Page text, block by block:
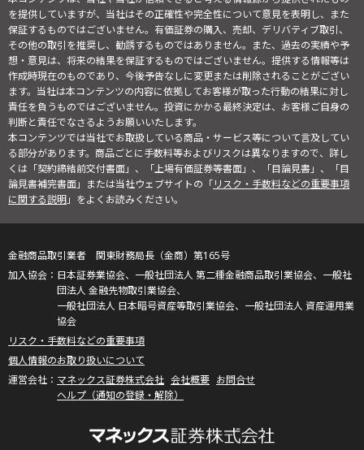
を提供していますが、当社はその正確性や完全性について意見を表明し、また
保証するものではございません。有価証券の購入、売却、デリバティブ取引、
その他の取引を推奨し、勧誘するものではありません。また、過去の実績や予
想・意見は、将来の結果を保証するものではございません。提供する情報等は
作成時現在のものであり、今後予告なしに変更または削除されることがござい
ます。当社は本コンテンツの内容に依拠してお客様が取った行動の結果に対し
責任を負うものではございません。投資にかかる最終決定は、お客様ご自身の
判断と責任でなさるようお願いいたします。
本コンテンツでは当社でお取扱している商品・サービス等について言及してい
る部分があります。商品ごとに手数料等およびリスクは異なりますので、詳し
くは「契約締結前交付書面」、「上場有価証券等書面」、「目論見書」、「目
論見書補完書面」または当社ウェブサイトの「リスク・手数料などの重要事項
に関する説明」をよくお読みください。
金融商品取引業者 関東財務局長（金商）第165号
日本証券業協会、一般社団法人 第二種金融商品取引業協会、一般社
団法人 金融先物取引業協会、
一般社団法人 日本暗号資産等取引業協会、一般社団法人 資産運用業
協会
リスク・手数料などの重要事項
個人情報のお取り扱いについて
マネックス証券株式会社 会社概要 お問合せ
ヘルプ（通知の登録・解除）